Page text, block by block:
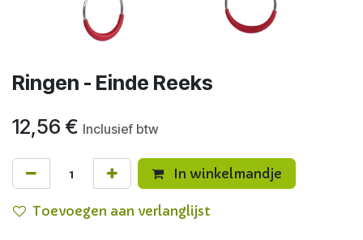
Ringen - Einde Reeks
12,56 € Inclusief btw
In winkelmandje
Toevoegen aan verlanglijst